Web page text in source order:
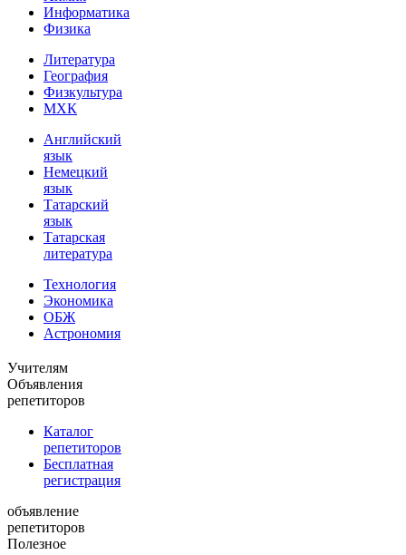
Информатика
Физика
Литература
География
Физкультура
МХК
Английский
язык
Немецкий
язык
Татарский
язык
Татарская
литература
Технология
Экономика
ОБЖ
Астрономия
Учителям
Объявления
репетиторов
Каталог
репетиторов
Бесплатная
регистрация
объявление
репетиторов
Полезное